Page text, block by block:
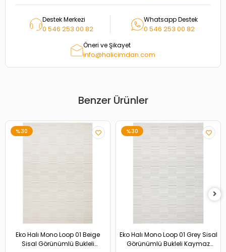
Destek Merkezi
0 546 253 00 82
Whatsapp Destek
0 546 253 00 82
Öneri ve Şikayet
info@halicimdan.com
Benzer Ürünler
%30
Eko Halı Mono Loop 01 Beige
Sisal Görünümlü Bukleli
%30
Eko Halı Mono Loop 01 Grey Sisal
Görünümlü Bukleli Kaymaz